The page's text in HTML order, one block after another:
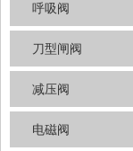
呼吸阀
刀型闸阀
减压阀
电磁阀